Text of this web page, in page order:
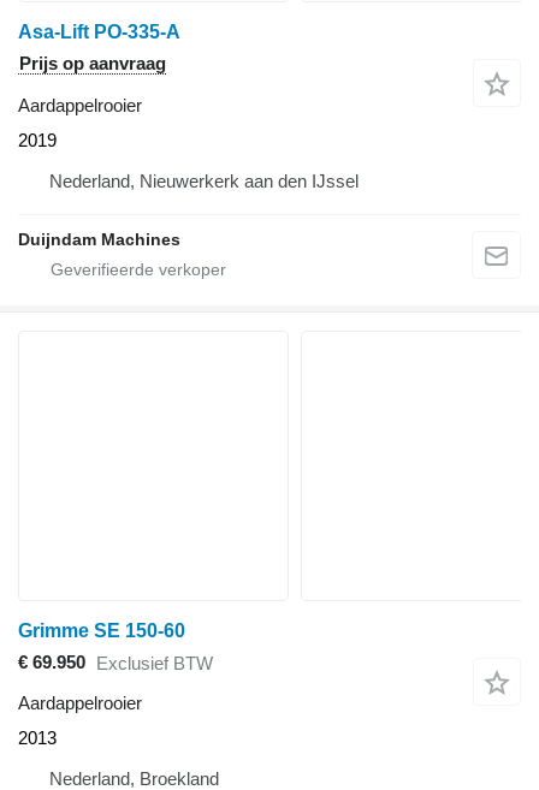
Asa-Lift PO-335-A
Prijs op aanvraag
Aardappelrooier
2019
Nederland, Nieuwerkerk aan den IJssel
Duijndam Machines
Grimme SE 150-60
€ 69.950 Exclusief BTW
Aardappelrooier
2013
Nederland, Broekland